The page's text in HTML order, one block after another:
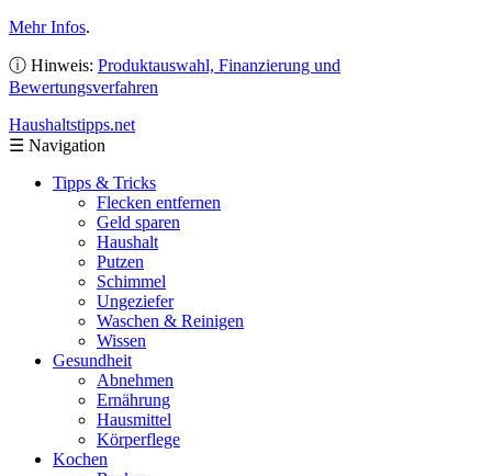
Mehr Infos.
ⓘ Hinweis: Produktauswahl, Finanzierung und
Bewertungsverfahren
Haushaltstipps.net
☰ Navigation
Tipps & Tricks
Flecken entfernen
Geld sparen
Haushalt
Putzen
Schimmel
Ungeziefer
Waschen & Reinigen
Wissen
Gesundheit
Abnehmen
Ernährung
Hausmittel
Körperflege
Kochen